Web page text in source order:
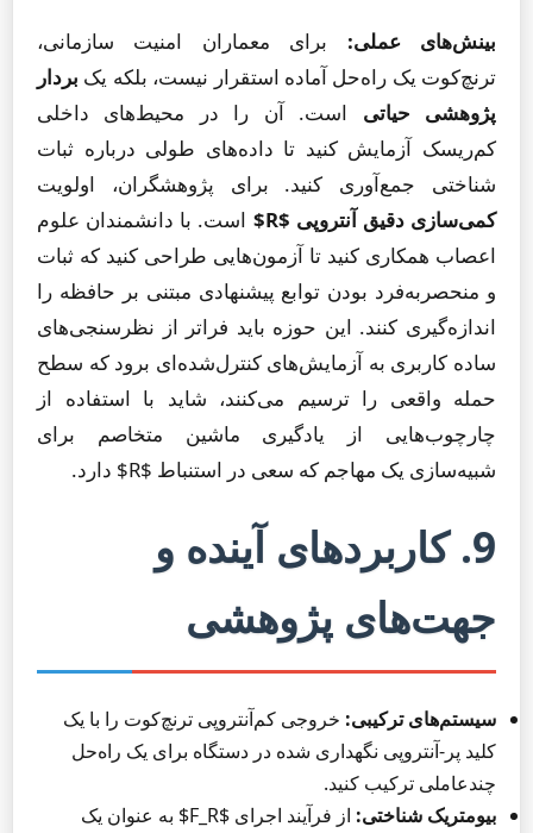
بینش‌های عملی: برای معماران امنیت سازمانی،
ترنچ‌کوت یک راه‌حل آماده استقرار نیست، بلکه یک بردار
پژوهشی حیاتی است. آن را در محیط‌های داخلی
کم‌ریسک آزمایش کنید تا داده‌های طولی درباره ثبات
شناختی جمع‌آوری کنید. برای پژوهشگران، اولویت
کمی‌سازی دقیق آنتروپی $R$
است. با دانشمندان علوم
اعصاب همکاری کنید تا آزمون‌هایی طراحی کنید که ثبات
و منحصربه‌فرد بودن توابع پیشنهادی مبتنی بر حافظه را
اندازه‌گیری کنند. این حوزه باید فراتر از نظرسنجی‌های
ساده کاربری به آزمایش‌های کنترل‌شده‌ای برود که سطح
حمله واقعی را ترسیم می‌کنند، شاید با استفاده از
چارچوب‌هایی از یادگیری ماشین متخاصم برای
شبیه‌سازی یک مهاجم که سعی در استنباط $R$ دارد.
9. کاربردهای آینده و
جهت‌های پژوهشی
سیستم‌های ترکیبی: خروجی کم‌آنتروپی ترنچ‌کوت را با یک
کلید پر-آنتروپی نگهداری شده در دستگاه برای یک راه‌حل
چندعاملی ترکیب کنید.
بیومتریک شناختی:
از فرآیند اجرای $F_R$ به عنوان یک